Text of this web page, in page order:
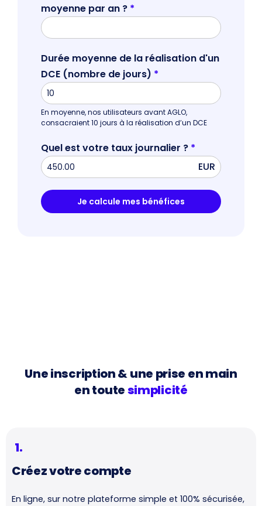
moyenne par an ? *
Durée moyenne de la réalisation d'un
DCE (nombre de jours) *
En moyenne, nos utilisateurs avant AGLO,
consacraient 10 jours à la réalisation d’un DCE
Quel est votre taux journalier ? *
EUR
Je calcule mes bénéfices
Une inscription & une prise en main
en toutesimplicité
1.
Créez votre compte
En ligne, sur notre plateforme simple et 100% sécurisée,